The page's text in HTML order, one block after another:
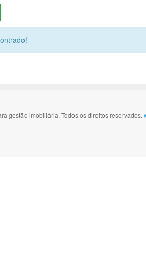
gestão imobiliária. Todos os direitos reservados.